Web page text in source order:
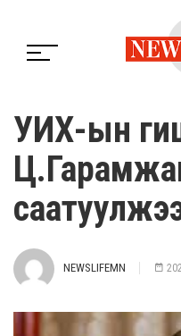
УИХ-ын
NEWSLIFEMN